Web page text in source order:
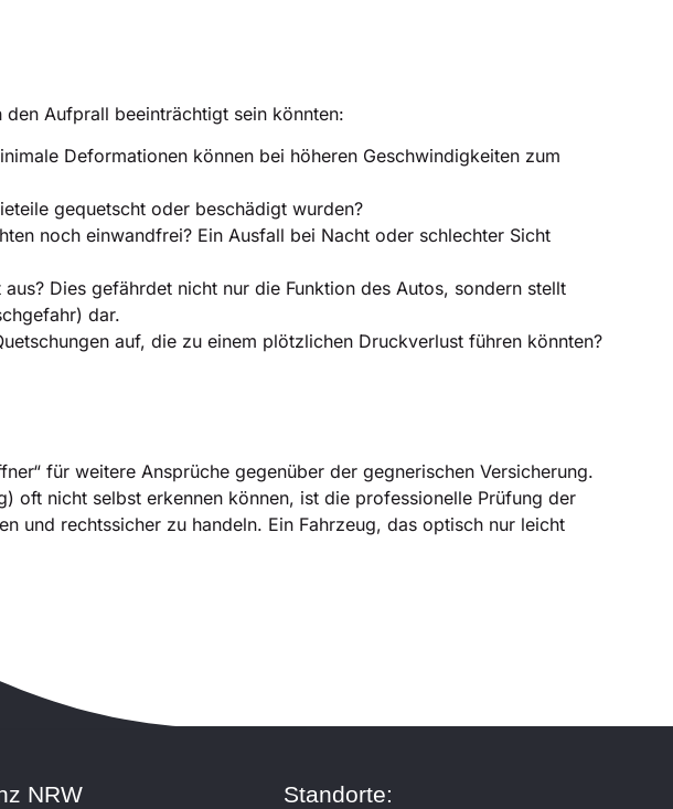
Aufprall beeinträchtigt sein könnten:
Deformationen können bei höheren Geschwindigkeiten zum
gequetscht oder beschädigt wurden?
noch einwandfrei? Ein Ausfall bei Nacht oder schlechter Sicht
Dies gefährdet nicht nur die Funktion des Autos, sondern stellt
dar.
auf, die zu einem plötzlichen Druckverlust führen könnten?
für weitere Ansprüche gegenüber der gegnerischen Versicherung.
oft nicht selbst erkennen können, ist die professionelle Prüfung der
und rechtssicher zu handeln. Ein Fahrzeug, das optisch nur leicht
NRW Standorte: